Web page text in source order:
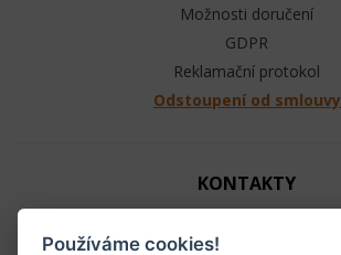
Možnosti doručení
GDPR
Reklamační protokol
Odstoupení od smlouvy
KONTAKTY
Používáme cookies!